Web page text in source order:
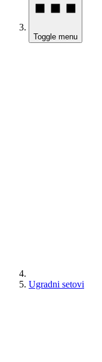
Toggle menu
Ugradni setovi